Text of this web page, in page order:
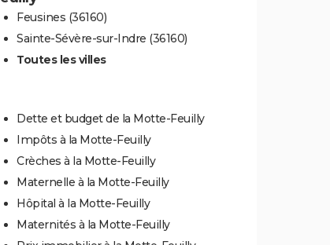
Feusines (36160)
Sainte-Sévère-sur-Indre (36160)
Toutes les villes
Dette et budget de la Motte-Feuilly
Impôts à la Motte-Feuilly
Crèches à la Motte-Feuilly
Maternelle à la Motte-Feuilly
Hôpital à la Motte-Feuilly
Maternités à la Motte-Feuilly